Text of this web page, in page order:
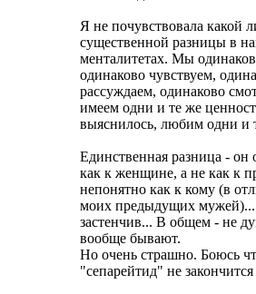
Я не почувствовала какой
существенной разницы в
менталитетах. Мы
одинаково чувствуем,
рассуждаем, одинаково
имеем одни и те же
выяснилось, любим одни и
Единственная разница - он
как к женщине, а не как к
непонятно как к кому (в
моих предыдущих
застенчив... В общем - не
вообще бывают.
Но очень страшно. Боюсь
"сепарейтид" не